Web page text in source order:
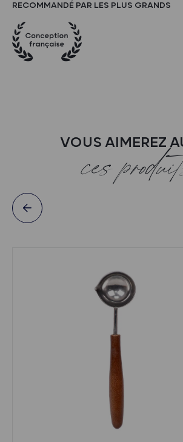
RECOMMANDÉ PAR LES PLUS GRANDS
VOUS AIMEREZ
ces